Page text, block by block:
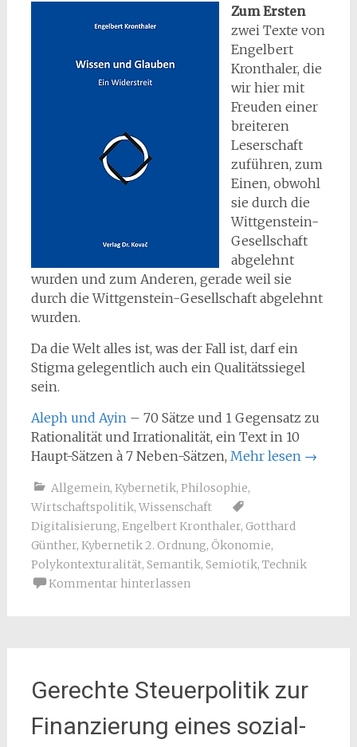
Zum Ersten
zwei Texte von
Engelbert
Kronthaler, die
wir hier mit
Freuden einer
breiteren
Leserschaft
zuführen, zum
Einen, obwohl
sie durch die
Wittgenstein-
Gesellschaft
abgelehnt
wurden und zum Anderen, gerade weil sie
durch die Wittgenstein-Gesellschaft abgelehnt
wurden.
Da die Welt alles ist, was der Fall ist, darf ein
Stigma gelegentlich auch ein Qualitätssiegel
sein.
Aleph und Ayin– 70 Sätze und 1 Gegensatz zu
Rationalität und Irrationalität, ein Text in 10
Haupt-Sätzen à 7 Neben-Sätzen, Mehr lesen →
Allgemein, Kybernetik, Philosophie,
Wirtschaftspolitik, Wissenschaft
Digitalisierung, Engelbert Kronthaler, Gotthard
Günther, Kybernetik 2. Ordnung, Ökonomie,
Polykontexturalität, Semantik, Semiotik, Technik
Kommentar hinterlassen
Gerechte Steuerpolitik zur
Finanzierung eines sozial-